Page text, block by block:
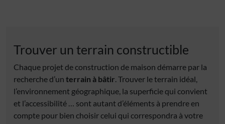
Trouver un terrain constructible
Chaque projet de construction de maison démarre par la
recherche d’un terrain à bâtir. Trouver le terrain idéal,
l’environnement géographique, la superficie qui convient
et l’accessibilité … sont autant d’éléments à prendre en
compte pour bien choisir celui qui correspondra à votre